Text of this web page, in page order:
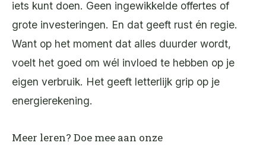
iets kunt doen. Geen ingewikkelde offertes of
grote investeringen. En dat geeft rust én regie.
Want op het moment dat alles duurder wordt,
voelt het goed om wél invloed te hebben op je
eigen verbruik. Het geeft letterlijk grip op je
energierekening.
Meer leren? Doe mee aan onze